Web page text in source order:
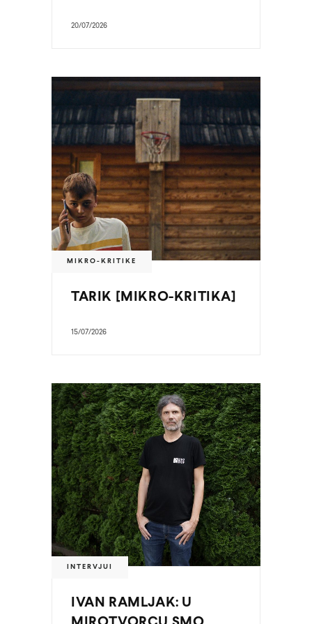
20/07/2026
MIKRO-KRITIKE
TARIK [MIKRO-KRITIKA]
15/07/2026
INTERVJUI
IVAN RAMLJAK: U